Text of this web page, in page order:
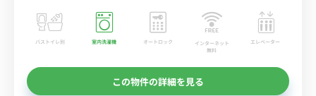
バストイレ別 室内洗濯機 オートロック
インターネット
無料
エレベーター
この物件の詳細を見る